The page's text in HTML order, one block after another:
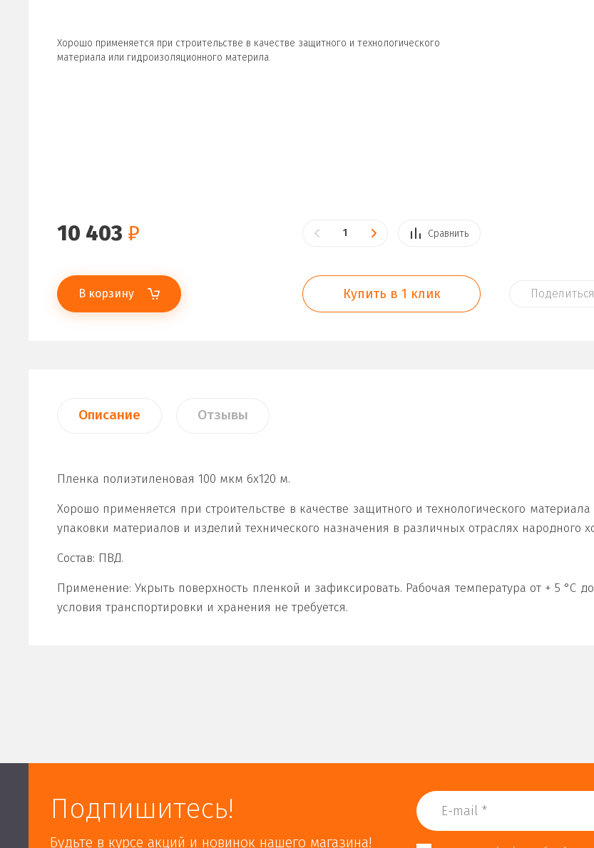
Хорошо применяется при строительстве в качестве защитного и технологического
материала или гидроизоляционного материла.
10 403 ₽ Сравнить
В корзину Купить в 1 клик
Описание Отзывы
Пленка полиэтиленовая 100 мкм 6х120 м.
Хорошо применяется при строительстве в качестве защитного и технологического
упаковки материалов и изделий технического назначения в различных отраслях народного
Состав: ПВД.
Применение: Укрыть поверхность пленкой и зафиксировать. Рабочая температура от + 5 °С
условия транспортировки и хранения не требуется.
Подпишитесь!
Будьте в курсе акций и новинок нашего магазина!